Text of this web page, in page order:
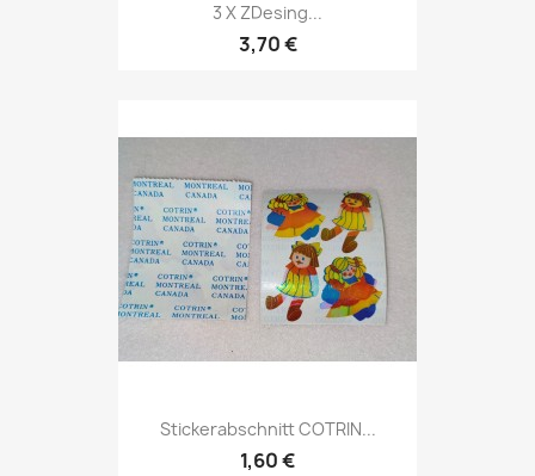
3 X ZDesing...
3,70 €
Stickerabschnitt COTRIN...
1,60 €